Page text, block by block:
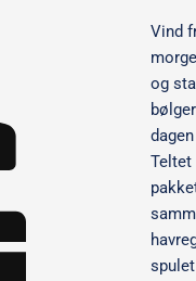
Vind
og
Teltet